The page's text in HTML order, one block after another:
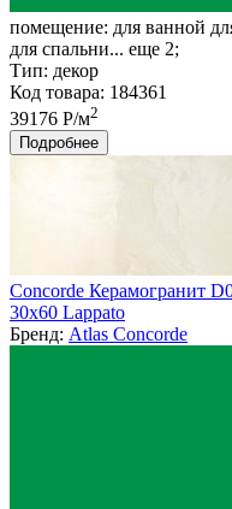
помещение: для ванной
для спальни... еще 2;
Тип: декор
Код товара: 184361
39176 Р/м2
Подробнее
Concorde Керамогранит
30x60 Lappato
Бренд: Atlas Concorde